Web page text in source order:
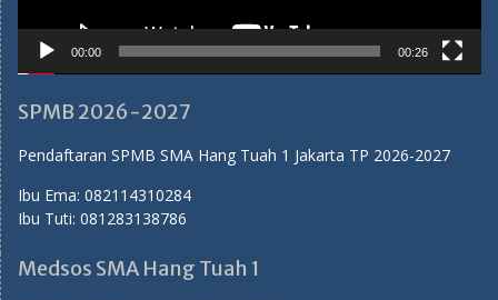
00:00 00:26
SPMB 2026-2027
Pendaftaran SPMB SMA Hang Tuah 1 Jakarta TP 2026-2027
Ibu Ema: 082114310284
Ibu Tuti: 081283138786
Medsos SMA Hang Tuah 1